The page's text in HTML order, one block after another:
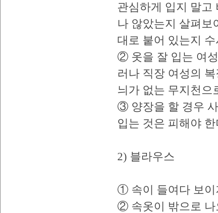
관심하게 입지 말고
나 않았는지 살펴보
대로 붙어 있는지
② 옷을 잘 입는 여
러나 직장 여성의
늬가 없는 무지천으
③ 양장을 할 경우
입는 것은 피해야 한
2) 블라우스
① 속이 들여다 보이
② 속옷이 밖으로 나